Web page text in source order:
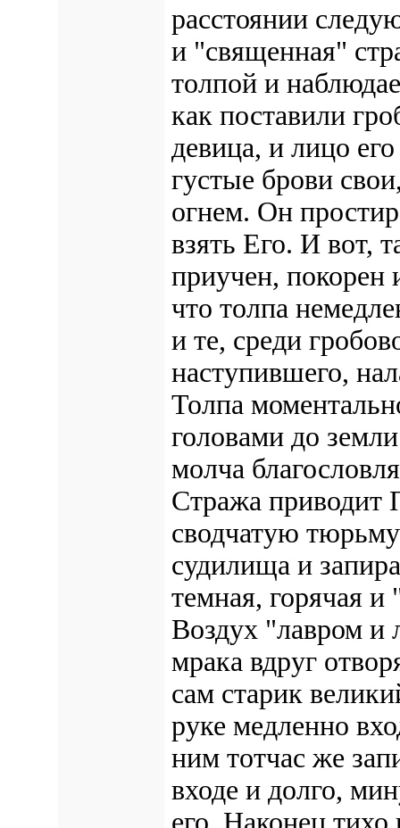
расстоянии
и "священная"
толпой и
как поставили
девица, и лицо
густые брови
огнем. Он
взять Его. И вот,
приучен, покорен
что толпа
и те, среди
наступившего,
Толпа
головами до
молча
Стража приводит
сводчатую
судилища и
темная, горячая и
Воздух "лавром и
мрака вдруг
сам старик
руке медленно
ним тотчас же
входе и долго,